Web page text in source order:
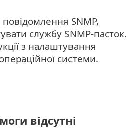
SNMP,
службу SNMP-пасток.
з налаштування
системи.
відсутні